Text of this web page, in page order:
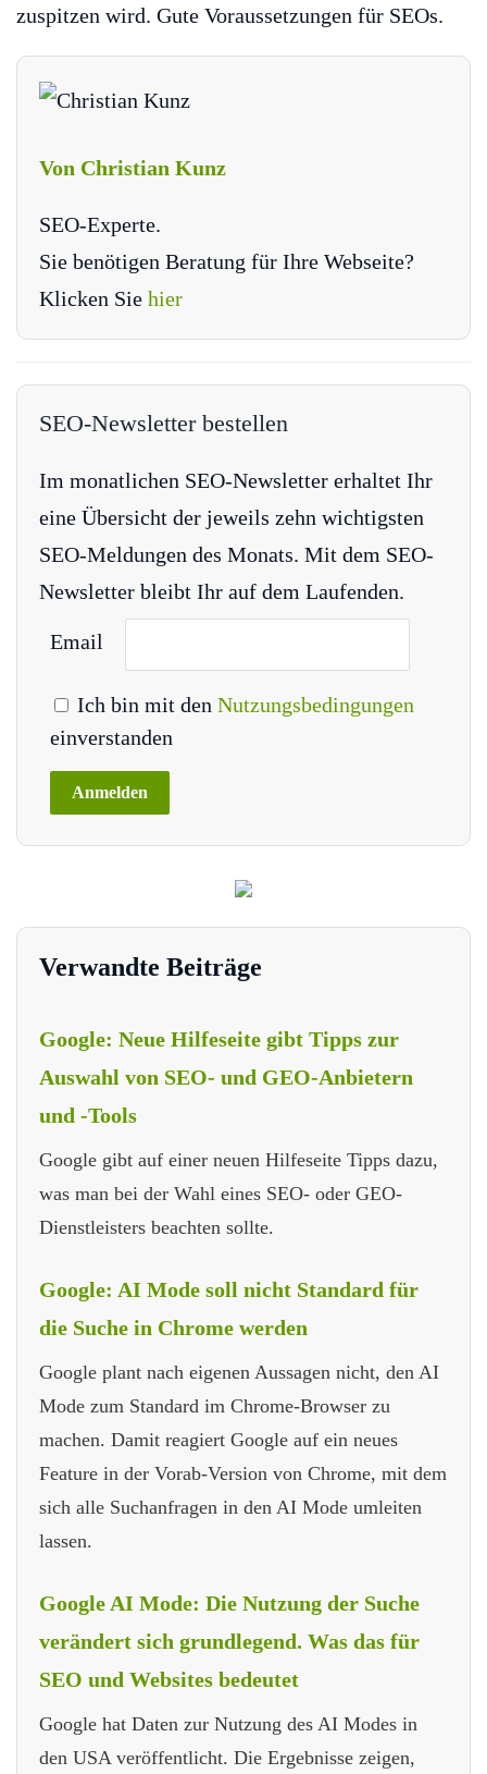
zuspitzen wird. Gute Voraussetzungen für SEOs.
Von Christian Kunz
SEO-Experte.
Sie benötigen Beratung für Ihre Webseite?
Klicken Sie hier
SEO-Newsletter bestellen
Im monatlichen SEO-Newsletter erhaltet Ihr
eine Übersicht der jeweils zehn wichtigsten
SEO-Meldungen des Monats. Mit dem SEO-
Newsletter bleibt Ihr auf dem Laufenden.
Email
Ich bin mit den Nutzungsbedingungen
einverstanden
Verwandte Beiträge
Google: Neue Hilfeseite gibt Tipps zur
Auswahl von SEO- und GEO-Anbietern
und -Tools
Google gibt auf einer neuen Hilfeseite Tipps dazu,
was man bei der Wahl eines SEO- oder GEO-
Dienstleisters beachten sollte.
Google: AI Mode soll nicht Standard für
die Suche in Chrome werden
Google plant nach eigenen Aussagen nicht, den AI
Mode zum Standard im Chrome-Browser zu
machen. Damit reagiert Google auf ein neues
Feature in der Vorab-Version von Chrome, mit dem
sich alle Suchanfragen in den AI Mode umleiten
lassen.
Google AI Mode: Die Nutzung der Suche
verändert sich grundlegend. Was das für
SEO und Websites bedeutet
Google hat Daten zur Nutzung des AI Modes in
den USA veröffentlicht. Die Ergebnisse zeigen,